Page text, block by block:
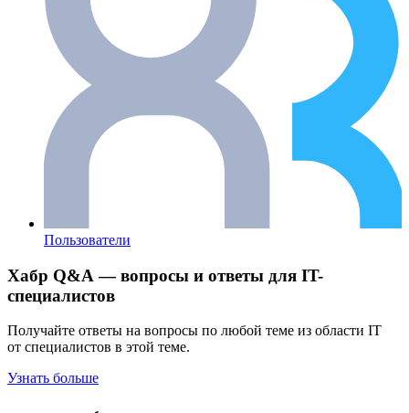
Пользователи
Хабр Q&A — вопросы и ответы для IT-
специалистов
Получайте ответы на вопросы по любой теме из области IT
от специалистов в этой теме.
Узнать больше